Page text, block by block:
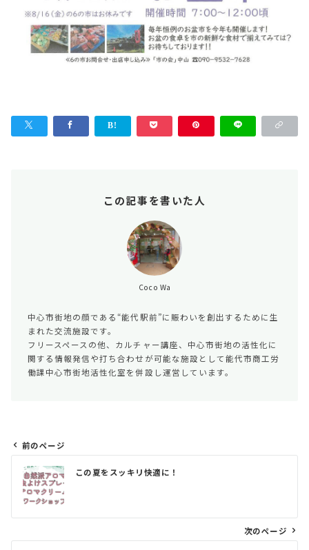
この記事を書いた人
Coco Wa
中心市街地の顔である“能代駅前”に賑わいを創出するために生
まれた交流施設です。
フリースペースの他、カルチャー講座、中心市街地の活性化に
関する情報発信や打ち合わせが可能な施設として能代市商工労
働課中心市街地活性化室を併設し運営しています。
稿
前のページ
この夏をスッキリ快適に！
次のページ